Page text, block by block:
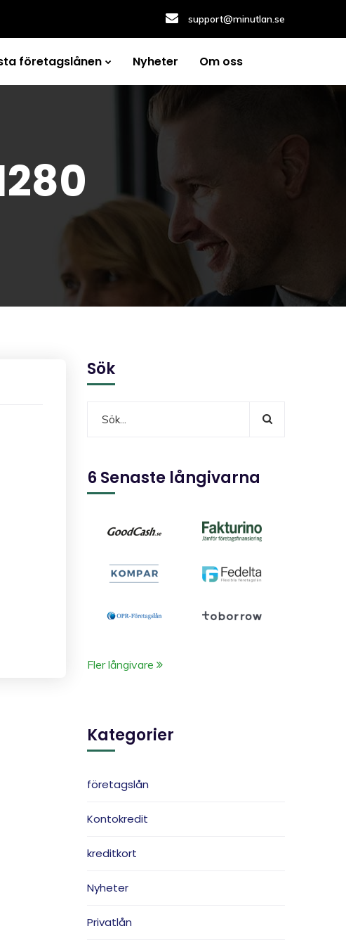
support@minutlan.se
företagslånen Nyheter Om oss
Sök
6 Senaste långivarna
Fler långivare
Kategorier
företagslån
Kontokredit
kreditkort
Nyheter
Privatlån